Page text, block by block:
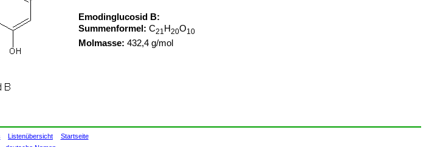
Emodinglucosid B:
Summenformel: C21 H20O10
Molmasse: 432,4 g/mol
Listenübersicht
Startseite